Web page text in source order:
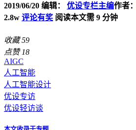
2019/06/20 编辑： 优设专栏主编作者：
2.8w 评论有奖 阅读本文需 9 分钟
收藏 59
点赞 18
AIGC
人工智能
人工智能设计
优设专访
优设轻访谈